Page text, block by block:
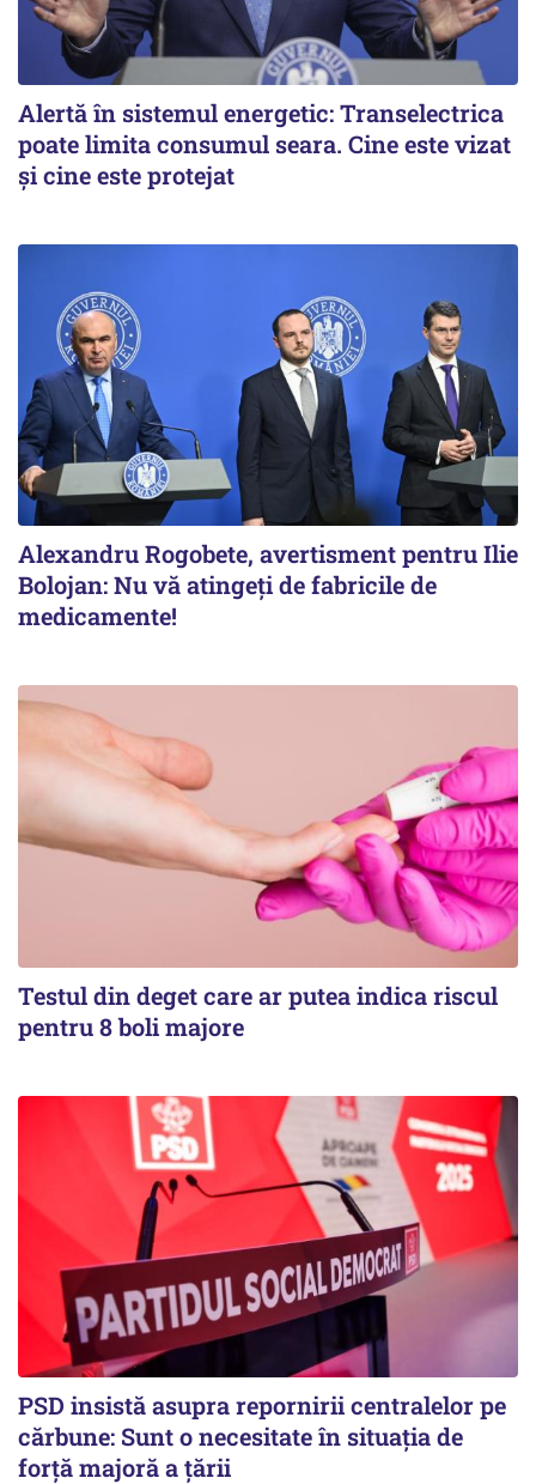
Alertă în sistemul energetic: Transelectrica
poate limita consumul seara. Cine este vizat
și cine este protejat
Alexandru Rogobete, avertisment pentru Ilie
Bolojan: Nu vă atingeți de fabricile de
medicamente!
Testul din deget care ar putea indica riscul
pentru 8 boli majore
PSD insistă asupra repornirii centralelor pe
cărbune: Sunt o necesitate în situația de
forță majoră a țării